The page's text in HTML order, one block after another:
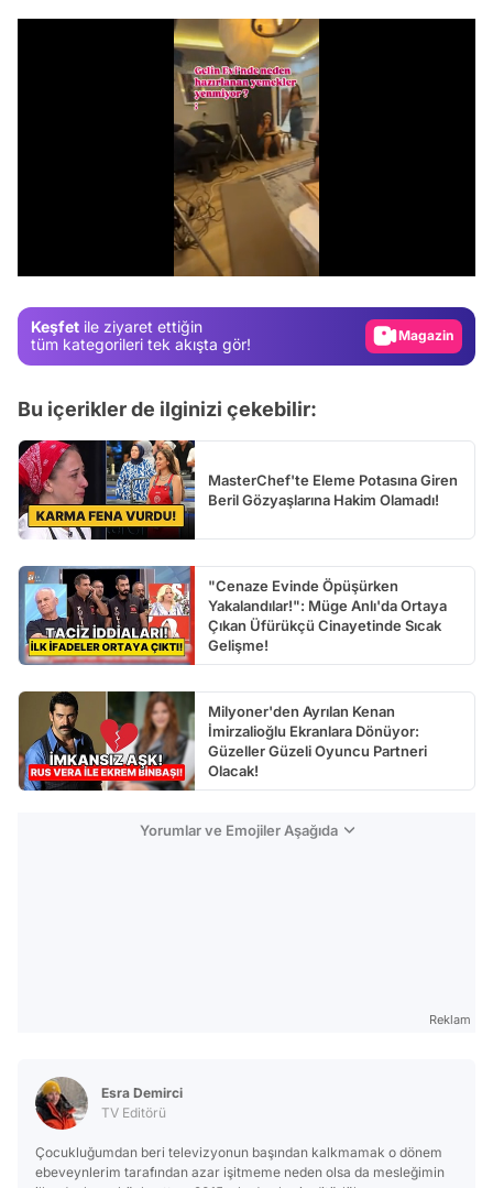
Keşfet ile ziyaret ettiğin
tüm kategorileri tek akışta gör!
Video
Bu içerikler de ilginizi çekebilir:
MasterChef'te Eleme Potasına Giren
Beril Gözyaşlarına Hakim Olamadı!
"Cenaze Evinde Öpüşürken
Yakalandılar!": Müge Anlı'da Ortaya
Çıkan Üfürükçü Cinayetinde Sıcak
Gelişme!
Milyoner'den Ayrılan Kenan
İmirzalioğlu Ekranlara Dönüyor:
Güzeller Güzeli Oyuncu Partneri
Olacak!
Yorumlar ve Emojiler Aşağıda
Reklam
Esra Demirci
TV Editörü
Çocukluğumdan beri televizyonun başından kalkmamak o dönem
ebeveynlerim tarafından azar işitmeme neden olsa da mesleğimin